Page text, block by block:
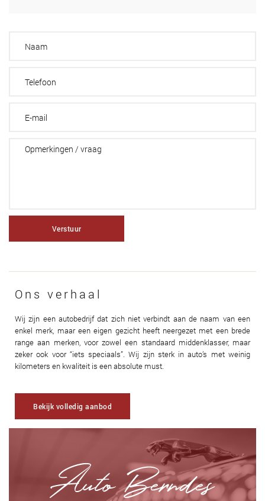
Verstuur
Ons verhaal
Wij zijn een autobedrijf dat zich niet verbindt aan de naam van een
enkel merk, maar een eigen gezicht heeft neergezet met een brede
range aan merken, voor zowel een standaard middenklasser, maar
zeker ook voor “iets speciaals”. Wij zijn sterk in auto’s met weinig
kilometers en kwaliteit is een absolute must.
Bekijk volledig aanbod